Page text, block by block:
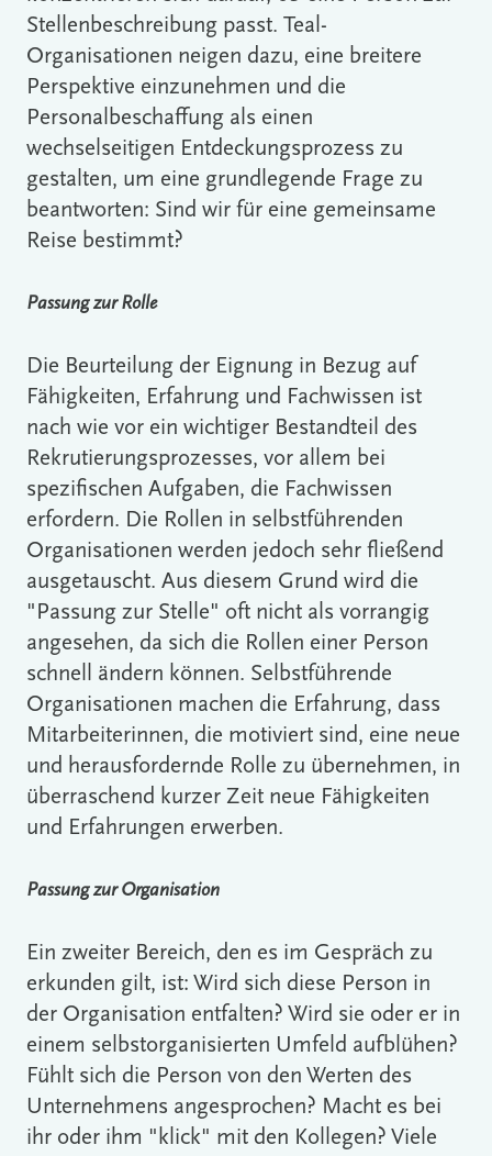
Stellenbeschreibung passt. Teal-
Organisationen neigen dazu, eine breitere
Perspektive einzunehmen und die
Personalbeschaffung als einen
wechselseitigen Entdeckungsprozess zu
gestalten, um eine grundlegende Frage zu
beantworten: Sind wir für eine gemeinsame
Reise bestimmt?
Passung zur Rolle
Die Beurteilung der Eignung in Bezug auf
Fähigkeiten, Erfahrung und Fachwissen ist
nach wie vor ein wichtiger Bestandteil des
Rekrutierungsprozesses, vor allem bei
spezifischen Aufgaben, die Fachwissen
erfordern. Die Rollen in selbstführenden
Organisationen werden jedoch sehr fließend
ausgetauscht. Aus diesem Grund wird die
"Passung zur Stelle" oft nicht als vorrangig
angesehen, da sich die Rollen einer Person
schnell ändern können. Selbstführende
Organisationen machen die Erfahrung, dass
Mitarbeiterinnen, die motiviert sind, eine neue
und herausfordernde Rolle zu übernehmen, in
überraschend kurzer Zeit neue Fähigkeiten
und Erfahrungen erwerben.
Passung zur Organisation
Ein zweiter Bereich, den es im Gespräch zu
erkunden gilt, ist: Wird sich diese Person in
der Organisation entfalten? Wird sie oder er in
einem selbstorganisierten Umfeld aufblühen?
Fühlt sich die Person von den Werten des
Unternehmens angesprochen? Macht es bei
ihr oder ihm "klick" mit den Kollegen? Viele